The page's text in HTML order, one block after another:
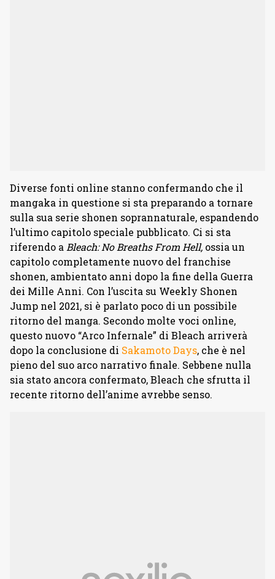
Diverse fonti online stanno confermando che il
mangaka in questione si sta preparando a tornare
sulla sua serie shonen soprannaturale, espandendo
l’ultimo capitolo speciale pubblicato. Ci si sta
riferendo a Bleach: No Breaths From Hell, ossia un
capitolo completamente nuovo del franchise
shonen, ambientato anni dopo la fine della Guerra
dei Mille Anni. Con l’uscita su Weekly Shonen
Jump nel 2021, si è parlato poco di un possibile
ritorno del manga. Secondo molte voci online,
questo nuovo “Arco Infernale” di Bleach arriverà
dopo la conclusione di Sakamoto Days, che è nel
pieno del suo arco narrativo finale. Sebbene nulla
sia stato ancora confermato, Bleach che sfrutta il
recente ritorno dell’anime avrebbe senso.